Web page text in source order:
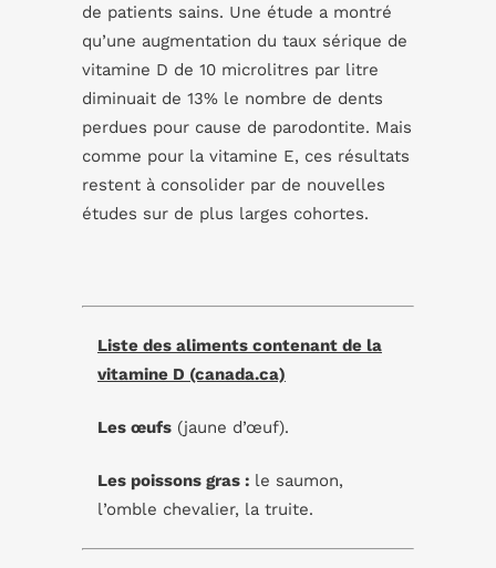
de patients sains. Une étude a montré
qu’une augmentation du taux sérique de
vitamine D de 10 microlitres par litre
diminuait de 13% le nombre de dents
perdues pour cause de parodontite. Mais
comme pour la vitamine E, ces résultats
restent à consolider par de nouvelles
études sur de plus larges cohortes.
Liste des aliments contenant de la
vitamine D (canada.ca)
Les œufs (jaune d’œuf).
Les poissons gras : le saumon,
l’omble chevalier, la truite.